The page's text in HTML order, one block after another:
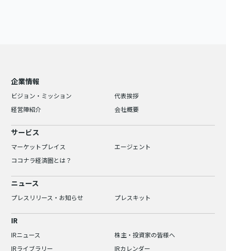
企業情報
ビジョン・ミッション
代表挨拶
経営陣紹介
会社概要
サービス
マーケットプレイス
エージェント
ココナラ経済圏とは？
ニュース
プレスリリース・お知らせ プレスキット
IR
IRニュース
株主・投資家の皆様へ
IRライブラリー
IRカレンダー